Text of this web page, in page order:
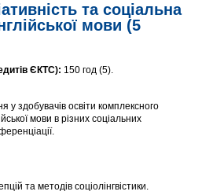
та соціальна
мови (5
ЄКТС): 150 год (5).
у здобувачів освіти комплексного
мови в різних соціальних
та методів соціолінгвістики.